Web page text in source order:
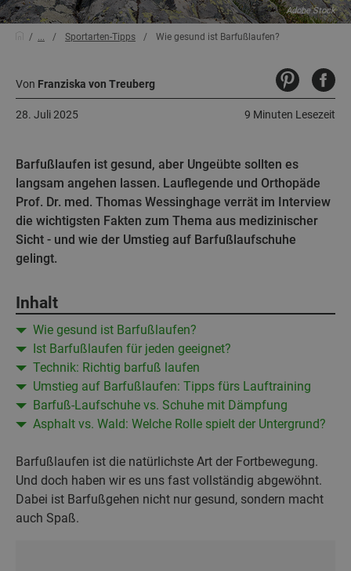
Adobe Stock
... Sportarten-Tipps Wie gesund ist Barfußlaufen?
Von Franziska von Treuberg
9 Minuten Lesezeit
28. Juli 2025
Barfußlaufen ist gesund, aber Ungeübte sollten es
langsam angehen lassen. Lauflegende und Orthopäde
Prof. Dr. med. Thomas Wessinghage verrät im Interview
die wichtigsten Fakten zum Thema aus medizinischer
Sicht - und wie der Umstieg auf Barfußlaufschuhe
gelingt.
Inhalt
Wie gesund ist Barfußlaufen?
Ist Barfußlaufen für jeden geeignet?
Technik: Richtig barfuß laufen
Umstieg auf Barfußlaufen: Tipps fürs Lauftraining
Barfuß-Laufschuhe vs. Schuhe mit Dämpfung
Asphalt vs. Wald: Welche Rolle spielt der Untergrund?
Barfußlaufen ist die natürlichste Art der Fortbewegung.
Und doch haben wir es uns fast vollständig abgewöhnt.
Dabei ist Barfußgehen nicht nur gesund, sondern macht
auch Spaß.